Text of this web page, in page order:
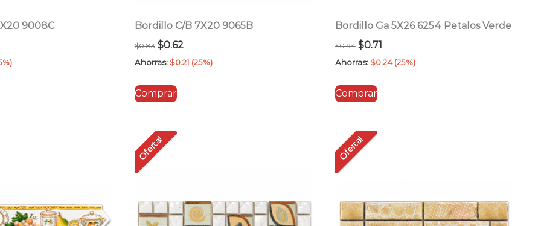
9008C Bordillo C/B 7X20 9065B
$0.83 El
precio
era:
$0.62El
precio
Ahorras: $0.21 (25%)
Comprar
Bordillo Ga 5X26 6254 Petalos Verde
$0.94 El
precio
era:
$0.71El
precio
Ahorras: $0.24 (25%)
Comprar
Oferta! Oferta!